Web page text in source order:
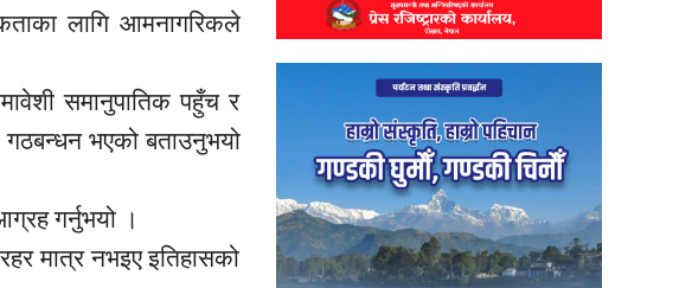
लागि आमनागरिकले
समानुपातिक पहुँच र
गठबन्धन भएको बताउनुभयो
गर्नुभयो ।
मात्र नभइए इतिहासको